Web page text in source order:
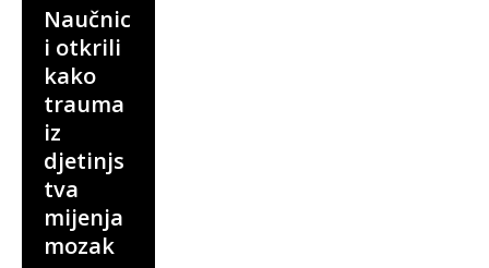
Naučnic
i otkrili
kako
trauma
iz
djetinjs
tva
mijenja
mozak